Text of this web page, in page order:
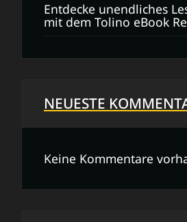
Entdecke unendliches
mit dem Tolino eBook
NEUESTE
Keine Kommentare